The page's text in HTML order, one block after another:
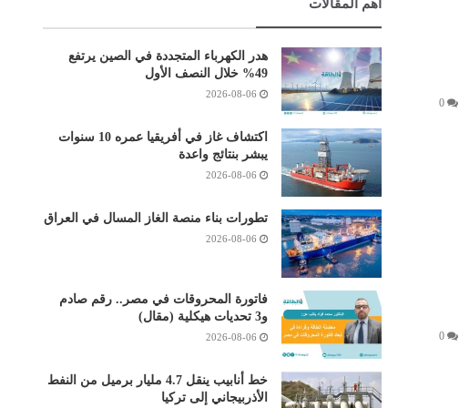
0
0
أهم المقالات
هدر الكهرباء المتجددة في الصين يرتفع
49% خلال النصف الأول
2026-08-06
اكتشاف غاز في أفريقيا عمره 10 سنوات
يبشر بنتائج واعدة
2026-08-06
تطورات بناء منصة الغاز المسال في العراق
2026-08-06
فاتورة المحروقات في مصر.. رقم صادم
و3 تحديات هيكلية (مقال)
2026-08-06
خط أنابيب ينقل 4.7 مليار برميل من النفط
الأذربيجاني إلى تركيا